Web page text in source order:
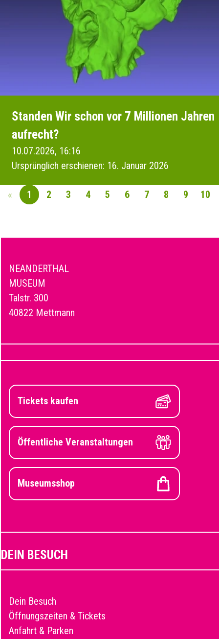
Standen Wir schon vor 7 Millionen Jahren
aufrecht?
10.07.2026, 16:16
Ursprünglich erschienen: 16. Januar 2026
« 1 2 3 4 5 6 7 8 9 10
NEANDERTHAL
MUSEUM
Talstr. 300
40822 Mettmann
Tickets kaufen
Öffentliche Veranstaltungen
Museumsshop
DEIN BESUCH
Dein Besuch
Öffnungszeiten & Tickets
Anfahrt & Parken